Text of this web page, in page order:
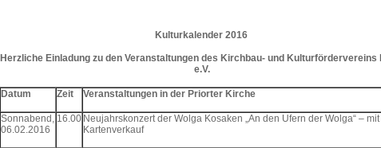
Kulturkalender 2016
Herzliche Einladung zu den Veranstaltungen des Kirchbau- und Kulturfördervereins
e.V.
Datum Zeit Veranstaltungen in der Priorter Kirche
Sonnabend,
06.02.2016
16.00 Neujahrskonzert der Wolga Kosaken „An den Ufern der Wolga“ – mit
Kartenverkauf